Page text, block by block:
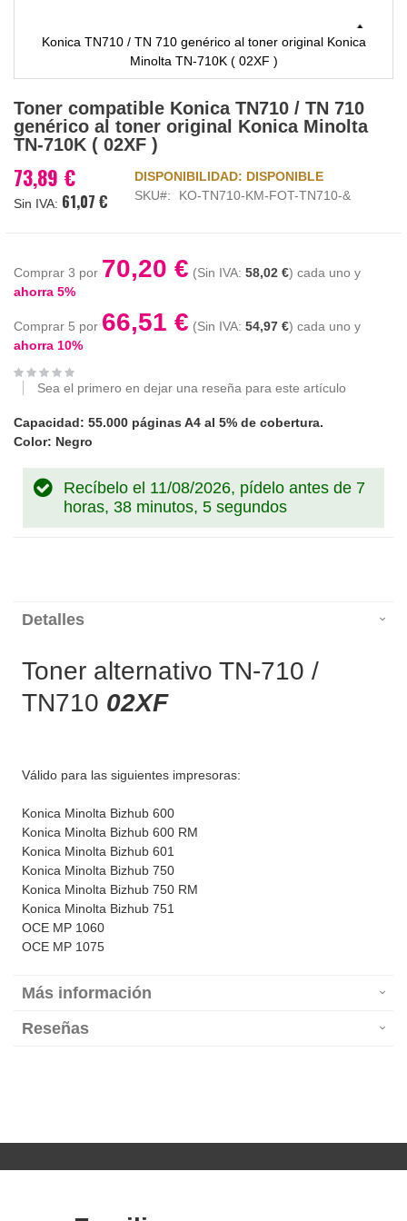
Konica TN710 / TN 710 genérico al toner original Konica
Minolta TN-710K ( 02XF )
al
comienzo
galería
de
Toner compatible Konica TN710 / TN 710
genérico al toner original Konica Minolta
TN-710K ( 02XF )
73,89 €
61,07 €
DISPONIBILIDAD: DISPONIBLE
SKU
KO-TN710-KM-FOT-TN710-&
Comprar 3 por 70,20 € 58,02 € cada uno y
ahorra 5%
Comprar 5 por 66,51 € 54,97 € cada uno y
ahorra 10%
Sea el primero en dejar una reseña para este artículo
Capacidad: 55.000 páginas A4 al 5% de cobertura.
Color: Negro
Recíbelo el 11/08/2026, pídelo antes de 7
horas, 38 minutos, 5 segundos
Detalles
Toner alternativo TN-710 /
TN710 02XF
Válido para las siguientes impresoras:
Konica Minolta Bizhub 600
Konica Minolta Bizhub 600 RM
Konica Minolta Bizhub 601
Konica Minolta Bizhub 750
Konica Minolta Bizhub 750 RM
Konica Minolta Bizhub 751
OCE MP 1060
OCE MP 1075
Más información
Reseñas